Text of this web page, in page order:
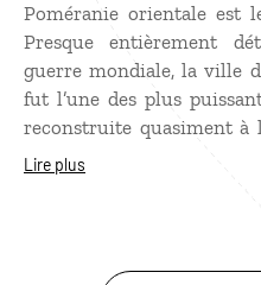
Poméranie orientale est
Presque entièrement
guerre mondiale, la ville
fut l’une des plus
reconstruite quasiment à
dans ses petites ruelles
gothique et Renaissance,
Lire plus